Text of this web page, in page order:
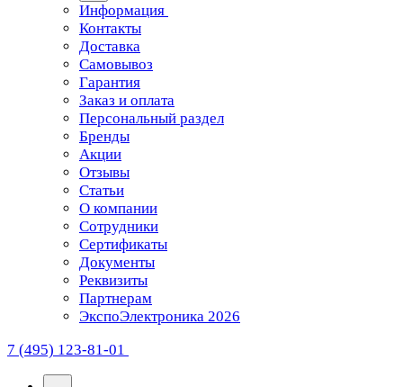
Информация
Контакты
Доставка
Самовывоз
Гарантия
Заказ и оплата
Персональный раздел
Бренды
Акции
Отзывы
Статьи
О компании
Сотрудники
Сертификаты
Документы
Реквизиты
Партнерам
ЭкспоЭлектроника 2026
7 (495) 123-81-01